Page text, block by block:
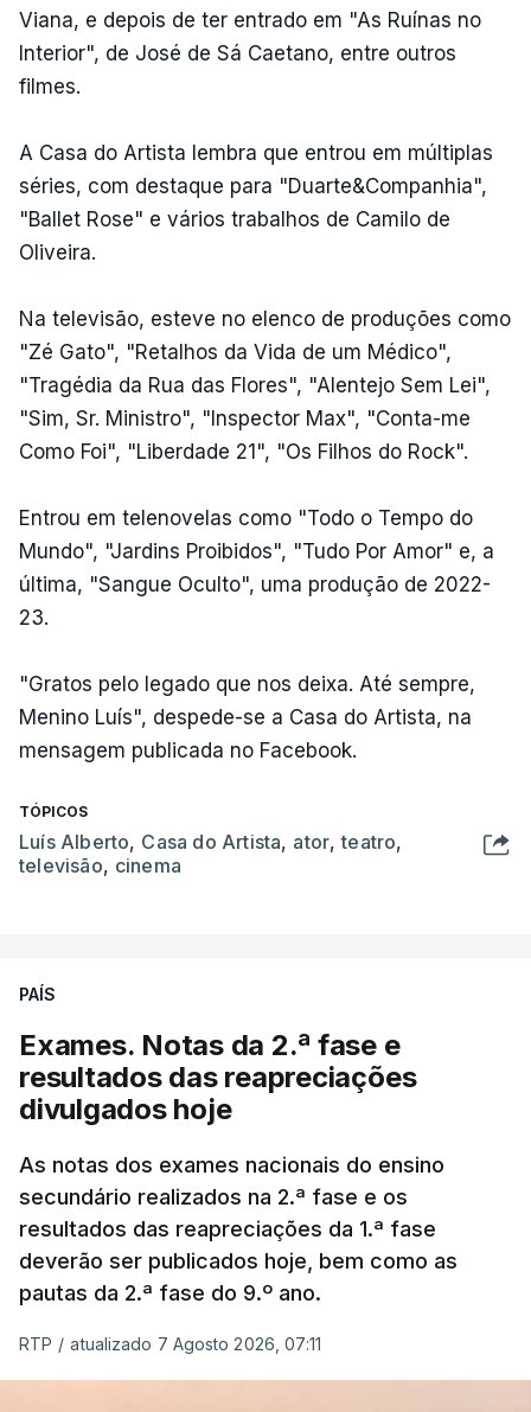
Viana, e depois de ter entrado em "As Ruínas no
Interior", de José de Sá Caetano, entre outros
filmes.
A Casa do Artista lembra que entrou em múltiplas
séries, com destaque para "Duarte&Companhia",
"Ballet Rose" e vários trabalhos de Camilo de
Oliveira.
Na televisão, esteve no elenco de produções como
"Zé Gato", "Retalhos da Vida de um Médico",
"Tragédia da Rua das Flores", "Alentejo Sem Lei",
"Sim, Sr. Ministro", "Inspector Max", "Conta-me
Como Foi", "Liberdade 21", "Os Filhos do Rock".
Entrou em telenovelas como "Todo o Tempo do
Mundo", "Jardins Proibidos", "Tudo Por Amor" e, a
última, "Sangue Oculto", uma produção de 2022-
23.
"Gratos pelo legado que nos deixa. Até sempre,
Menino Luís", despede-se a Casa do Artista, na
mensagem publicada no Facebook.
TÓPICOS
Luís Alberto, Casa do Artista, ator,teatro,
televisão, cinema
PAÍS
Exames. Notas da 2.ª fase e
resultados das reapreciações
divulgados hoje
As notas dos exames nacionais do ensino
secundário realizados na 2.ª fase e os
resultados das reapreciações da 1.ª fase
deverão ser publicados hoje, bem como as
pautas da 2.ª fase do 9.º ano.
RTP / atualizado 7 Agosto 2026, 07:11